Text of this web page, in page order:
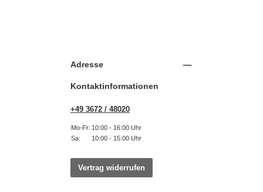
Adresse
Kontaktinformationen
+49 3672 / 48020
Mo-Fr: 10:00 - 16:00 Uhr
Sa:
10:00 - 15:00 Uhr
Vertrag widerrufen